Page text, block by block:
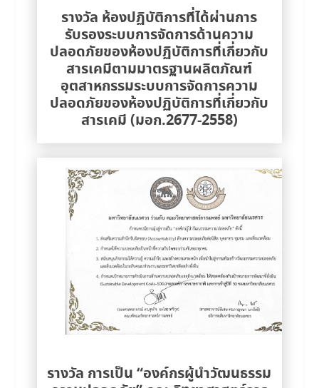
รางวัล ห้องปฏิบัติการที่ได้ผ่านการ
รับรองระบบการจัดการด้านความ
ปลอดภัยของห้องปฏิบัติการที่เกี่ยวกับ
สารเคมีตามมาตรฐานผลิตภัณฑ์
อุตสาหกรรมระบบการจัดการความ
ปลอดภัยของห้องปฏิบัติการที่เกี่ยวกับ
สารเคมี (มอก.2677-2558)
รางวัล การเป็น “องค์กรผู้นำวัฒนธรรม